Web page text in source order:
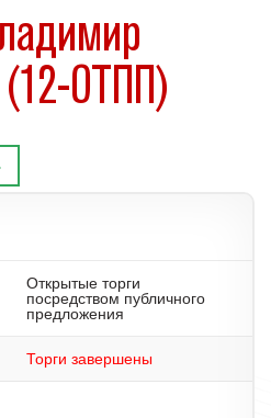
ОТПП)
Открытые торги
посредством публичного
предложения
Торги завершены